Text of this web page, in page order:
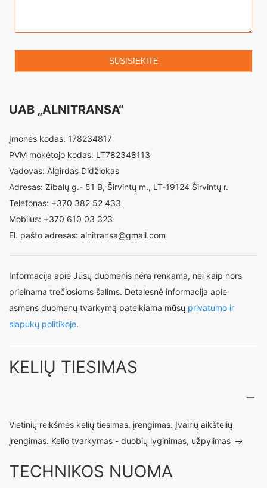
SUSISIEKITE
UAB „ALNITRANSA“
Įmonės kodas: 178234817
PVM mokėtojo kodas: LT782348113
Vadovas: Algirdas Didžiokas
Adresas: Zibalų g.- 51 B, Širvintų m., LT-19124 Širvintų r.
Telefonas: +370 382 52 433
Mobilus: +370 610 03 323
El. pašto adresas: alnitransa@gmail.com
Informacija apie Jūsų duomenis nėra renkama, nei kaip nors
prieinama trečiosioms šalims. Detalesnė informacija apie
asmens duomenų tvarkymą pateikiama mūsų privatumo ir
slapukų politikoje.
KELIŲ TIESIMAS
Vietinių reikšmės kelių tiesimas, įrengimas. Įvairių aikštelių
įrengimas. Kelio tvarkymas - duobių lyginimas, užpylimas
TECHNIKOS NUOMA